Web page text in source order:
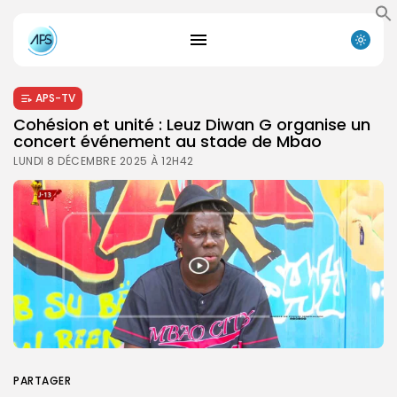
APS-TV
Cohésion et unité : Leuz Diwan G organise un
concert événement au stade de Mbao
LUNDI 8 DÉCEMBRE 2025 À 12H42
PARTAGER